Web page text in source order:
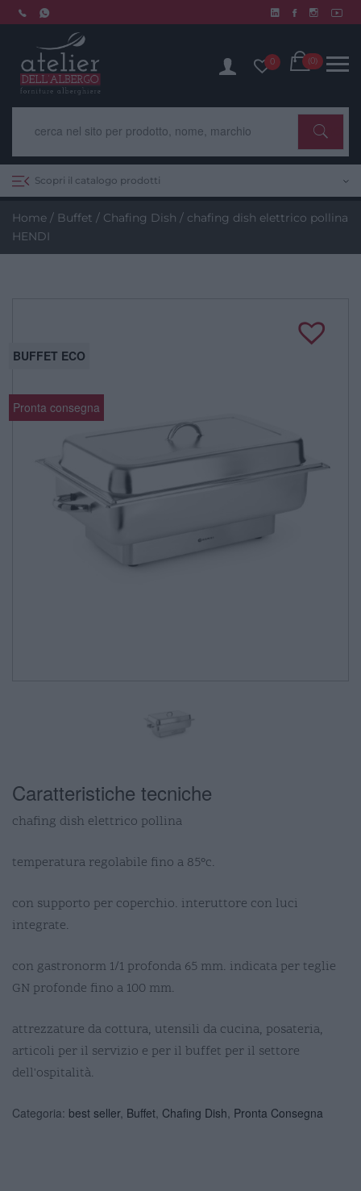
Skip
to
0 Cart
(0)
Scopri il catalogo prodotti
Home / Buffet / Chafing Dish / chafing dish elettrico pollina
HENDI
Pronta consegna
BUFFET ECO
Caratteristiche tecniche
chafing dish elettrico pollina
temperatura regolabile fino a 85°c.
con supporto per coperchio. interuttore con luci
integrate.
con gastronorm 1/1 profonda 65 mm. indicata per teglie
GN profonde fino a 100 mm.
attrezzature da cottura, utensili da cucina, posateria,
articoli per il servizio e per il buffet per il settore
dell'ospitalità.
Categoria: best seller, Buffet Chafing Dish Pronta Consegna